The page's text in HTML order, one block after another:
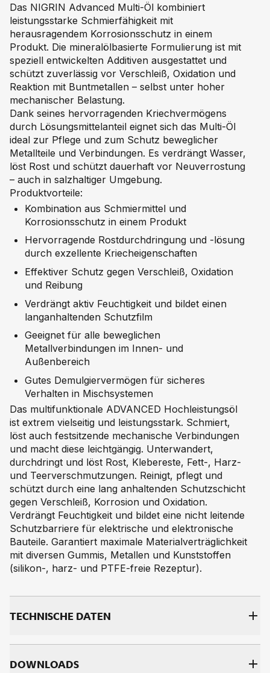
Das NIGRIN Advanced Multi-Öl kombiniert
leistungsstarke Schmierfähigkeit mit
herausragendem Korrosionsschutz in einem
Produkt. Die mineralölbasierte Formulierung ist mit
speziell entwickelten Additiven ausgestattet und
schützt zuverlässig vor Verschleiß, Oxidation und
Reaktion mit Buntmetallen – selbst unter hoher
mechanischer Belastung.
Dank seines hervorragenden Kriechvermögens
durch Lösungsmittelanteil eignet sich das Multi-Öl
ideal zur Pflege und zum Schutz beweglicher
Metallteile und Verbindungen. Es verdrängt Wasser,
löst Rost und schützt dauerhaft vor Neuverrostung
– auch in salzhaltiger Umgebung.
Produktvorteile:
Kombination aus Schmiermittel und
Korrosionsschutz in einem Produkt
Hervorragende Rostdurchdringung und -lösung
durch exzellente Kriecheigenschaften
Effektiver Schutz gegen Verschleiß, Oxidation
und Reibung
Verdrängt aktiv Feuchtigkeit und bildet einen
langanhaltenden Schutzfilm
Geeignet für alle beweglichen
Metallverbindungen im Innen- und
Außenbereich
Gutes Demulgiervermögen für sicheres
Verhalten in Mischsystemen
Das multifunktionale ADVANCED Hochleistungsöl
ist extrem vielseitig und leistungsstark. Schmiert,
löst auch festsitzende mechanische Verbindungen
und macht diese leichtgängig. Unterwandert,
durchdringt und löst Rost, Klebereste, Fett-, Harz-
und Teerverschmutzungen. Reinigt, pflegt und
schützt durch eine lang anhaltenden Schutzschicht
gegen Verschleiß, Korrosion und Oxidation.
Verdrängt Feuchtigkeit und bildet eine nicht leitende
Schutzbarriere für elektrische und elektronische
Bauteile. Garantiert maximale Materialverträglichkeit
mit diversen Gummis, Metallen und Kunststoffen
(silikon-, harz- und PTFE-freie Rezeptur).
TECH­NI­SCHE DA­TEN
DOWNLOADS